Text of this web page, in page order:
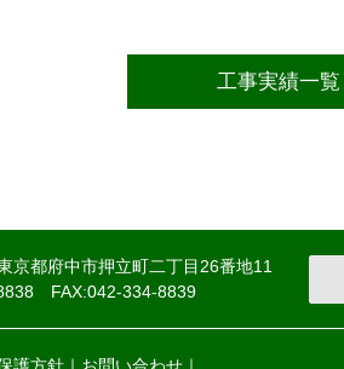
工事実績一覧
都府中市押立町二丁目26番地11
FAX:042-334-8839